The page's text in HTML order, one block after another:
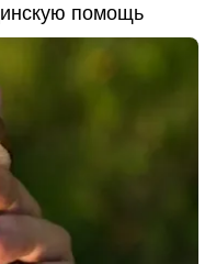
помощь